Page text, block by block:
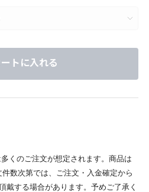
トに入れる
くのご注文が想定されます。商品は
数次第では、ご注文・入金確定から
戴する場合があります。予めご了承く